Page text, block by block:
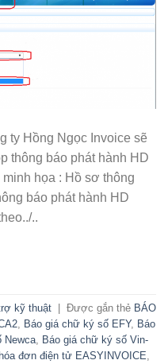
ty Hồng Ngọc Invoice sẽ
thông báo phát hành HD
họa : Hồ sơ thông
báo phát hành HD
..
kỹ thuật | Được gắn thẻ BÁO
Báo giá chữ ký số EFY, Báo
Newca Báo giá chữ ký số Vin-
đơn điện tử EASYINVOICE